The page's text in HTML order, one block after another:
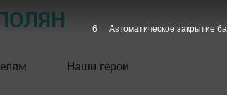
Наши герои
5 Автоматическое закрытие